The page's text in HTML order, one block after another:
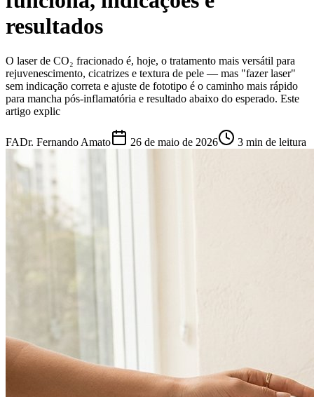
resultados
O laser de CO₂ fracionado é, hoje, o tratamento mais versátil para
rejuvenescimento, cicatrizes e textura de pele — mas "fazer laser"
sem indicação correta e ajuste de fototipo é o caminho mais rápido
para mancha pós-inflamatória e resultado abaixo do esperado. Este
artigo explic
FADr. Fernando Amato 26 de maio de 2026 3 min de leitura